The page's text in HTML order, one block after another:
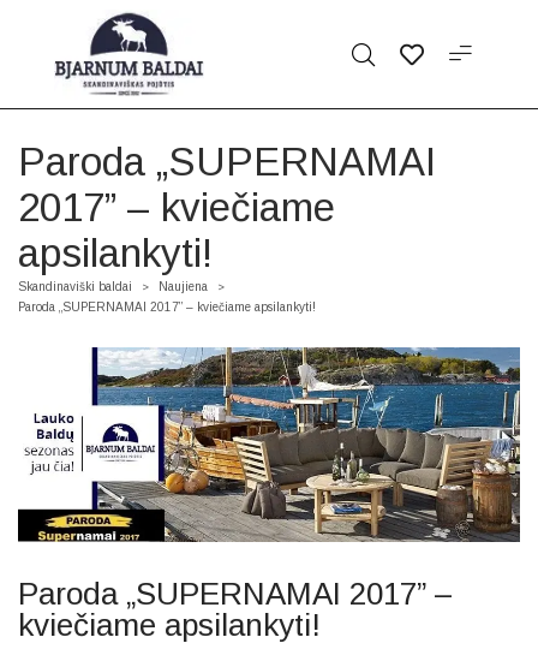
Paroda „SUPERNAMAI
2017” – kviečiame
apsilankyti!
Skandinaviški baldai > Naujiena >
Paroda „SUPERNAMAI 2017” – kviečiame apsilankyti!
Paroda „SUPERNAMAI 2017” –
kviečiame apsilankyti!